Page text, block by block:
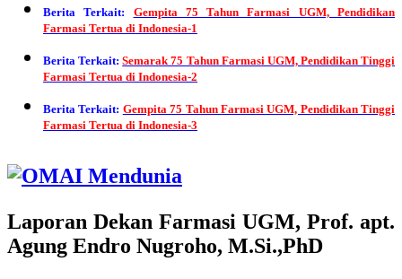
Berita Terkait: Gempita 75 Tahun Farmasi UGM, Pendidikan
Farmasi Tertua di Indonesia-1
Berita Terkait:Semarak 75 Tahun Farmasi UGM, Pendidikan Tinggi
Farmasi Tertua di Indonesia-2
Berita Terkait: Gempita 75 Tahun Farmasi UGM, Pendidikan Tinggi
Farmasi Tertua di Indonesia-3
Laporan Dekan Farmasi UGM, Prof. apt.
Agung Endro Nugroho, M.Si.,PhD